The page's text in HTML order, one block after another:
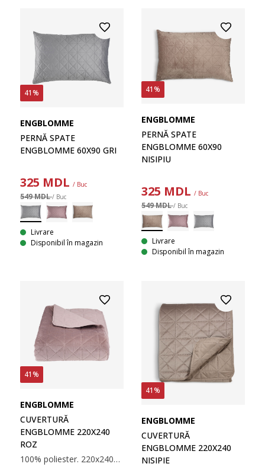
41%
ENGBLOMME
PERNĂ SPATE
ENGBLOMME 60X90 GRI
325 MDL / Buc
549 MDL/ Buc
Livrare
Disponibil în magazin
41%
ENGBLOMME
PERNĂ SPATE
ENGBLOMME 60X90
NISIPIU
325 MDL / Buc
549 MDL/ Buc
Livrare
Disponibil în magazin
41%
ENGBLOMME
CUVERTURĂ
ENGBLOMME 220X240
ROZ
100% poliester. 220x240cm
41%
ENGBLOMME
CUVERTURĂ
ENGBLOMME 220X240
NISIPIE